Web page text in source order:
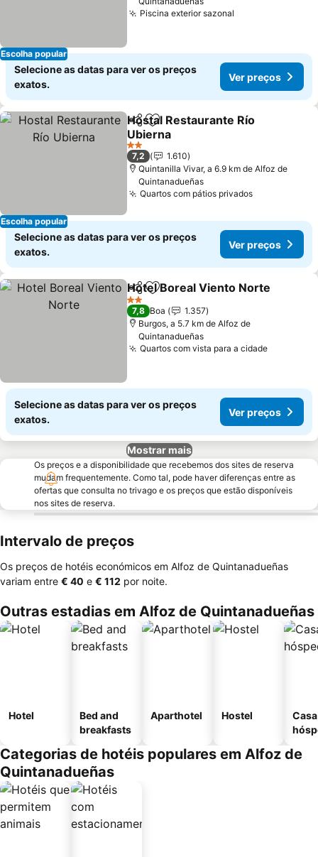
Escolha popular
Piscina exterior sazonal
Selecione as datas para ver os preços
exatos.
Ver preços
Escolha popular
PartilharAdicionar aos favoritos
Hostal Restaurante Río
Ubierna
Ver preços
2 Estrelas
7,2
1.610
Quintanilla Vivar, a 6.9 km de Alfoz de
Quintanadueñas
Quartos com pátios privadosVer preços
Selecione as datas para ver os preços
exatos.
Ver preços
PartilharAdicionar aos favoritos
Hotel Boreal Viento Norte
2 Estrelas
7,8 Boa
1.357
Burgos, a 5.7 km de Alfoz de
Quintanadueñas
Quartos com vista para a cidadeVer
Selecione as datas para ver os preços
exatos.
Ver preços
Mostrar mais
Os preços e a disponibilidade que recebemos dos sites de reserva
mudam frequentemente. Como tal, pode haver diferenças entre as
ofertas que consulta no trivago e os preços que estão disponíveis
nos sites de reserva.
Intervalo de preços
Os preços de hotéis económicos em Alfoz de Quintanadueñas
variam entre ‎€ 40 e ‎€ 112 por noite.
Outras estadias em Alfoz de Quintanadueñas
Hotel
Bed and
breakfasts
Aparthotel Hostel
Categorias de hotéis populares em Alfoz de
Quintanadueñas